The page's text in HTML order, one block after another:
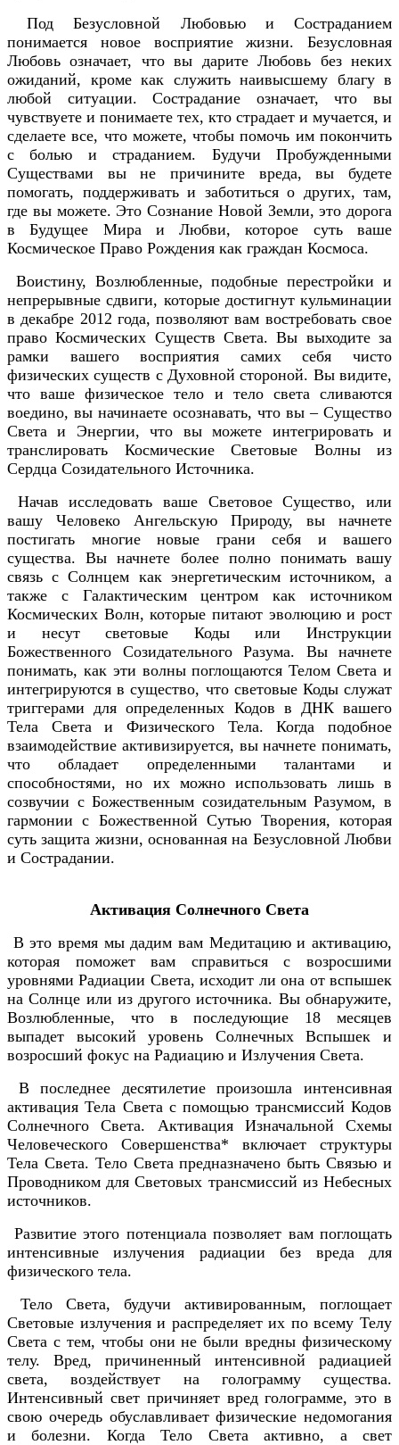
Под Безусловной Любовью и Состраданием
понимается новое восприятие жизни. Безусловная
Любовь означает, что вы дарите Любовь без неких
ожиданий, кроме как служить наивысшему благу в
любой ситуации. Сострадание означает, что вы
чувствуете и понимаете тех, кто страдает и мучается, и
сделаете все, что можете, чтобы помочь им покончить
с болью и страданием. Будучи Пробужденными
Существами вы не причините вреда, вы будете
помогать, поддерживать и заботиться о других, там,
где вы можете. Это Сознание Новой Земли, это дорога
в Будущее Мира и Любви, которое суть ваше
Космическое Право Рождения как граждан Космоса.
Воистину, Возлюбленные, подобные перестройки и
непрерывные сдвиги, которые достигнут кульминации
в декабре 2012 года, позволяют вам востребовать свое
право Космических Существ Света. Вы выходите за
рамки вашего восприятия самих себя чисто
физических существ с Духовной стороной. Вы видите,
что ваше физическое тело и тело света сливаются
воедино, вы начинаете осознавать, что вы – Существо
Света и Энергии, что вы можете интегрировать и
транслировать Космические Световые Волны из
Сердца Созидательного Источника.
Начав исследовать ваше Световое Существо, или
вашу Человеко Ангельскую Природу, вы начнете
постигать многие новые грани себя и вашего
существа. Вы начнете более полно понимать вашу
связь с Солнцем как энергетическим источником, а
также с Галактическим центром как источником
Космических Волн, которые питают эволюцию и рост
и несут световые Коды или Инструкции
Божественного Созидательного Разума. Вы начнете
понимать, как эти волны поглощаются Телом Света и
интегрируются в существо, что световые Коды служат
триггерами для определенных Кодов в ДНК вашего
Тела Света и Физического Тела. Когда подобное
взаимодействие активизируется, вы начнете понимать,
что обладает определенными талантами и
способностями, но их можно использовать лишь в
созвучии с Божественным созидательным Разумом, в
гармонии с Божественной Сутью Творения, которая
суть защита жизни, основанная на Безусловной Любви
и Сострадании.
Активация Солнечного Света
В это время мы дадим вам Медитацию и активацию,
которая поможет вам справиться с возросшими
уровнями Радиации Света, исходит ли она от вспышек
на Солнце или из другого источника. Вы обнаружите,
Возлюбленные, что в последующие 18 месяцев
выпадет высокий уровень Солнечных Вспышек и
возросший фокус на Радиацию и Излучения Света.
В последнее десятилетие произошла интенсивная
активация Тела Света с помощью трансмиссий Кодов
Солнечного Света. Активация Изначальной Схемы
Человеческого Совершенства* включает структуры
Тела Света. Тело Света предназначено быть Связью и
Проводником для Световых трансмиссий из Небесных
источников.
Развитие этого потенциала позволяет вам поглощать
интенсивные излучения радиации без вреда для
физического тела.
Тело Света, будучи активированным, поглощает
Световые излучения и распределяет их по всему Телу
Света с тем, чтобы они не были вредны физическому
телу. Вред, причиненный интенсивной радиацией
света, воздействует на голограмму существа.
Интенсивный свет причиняет вред голограмме, это в
свою очередь обуславливает физические недомогания
и болезни. Когда Тело Света активно, а свет